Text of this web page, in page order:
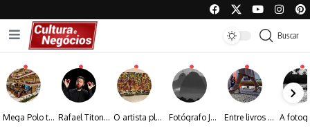
Buscar
Mega Polo transforma lançamento de coleção em plataforma nacional de negócios e projeta crescimento de mais de 15% Rafael Titonelly leva magia e acolhimento a crianças em tratamento oncológico em Juiz de Fora O artista plástico Jorge Luiz transforma sustentabilidade e criatividade em arte contemporânea Fotógrafo José Roberto apresenta um olhar sensível sobre arquitetura, formas e luz na fotografia Entre livros e fotografia autoral, Sebastião Reis consolida uma trajetória marcada pelo olhar artístico